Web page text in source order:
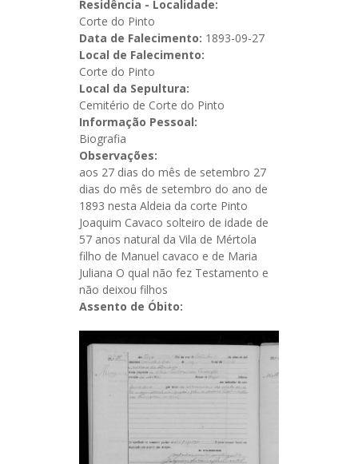
Residência - Localidade:
Corte do Pinto
Data de Falecimento: 1893-09-27
Local de Falecimento:
Corte do Pinto
Local da Sepultura:
Cemitério de Corte do Pinto
Informação Pessoal:
Biografia
Observações:
aos 27 dias do mês de setembro 27
dias do mês de setembro do ano de
1893 nesta Aldeia da corte Pinto
Joaquim Cavaco solteiro de idade de
57 anos natural da Vila de Mértola
filho de Manuel cavaco e de Maria
Juliana O qual não fez Testamento e
não deixou filhos
Assento de Óbito: